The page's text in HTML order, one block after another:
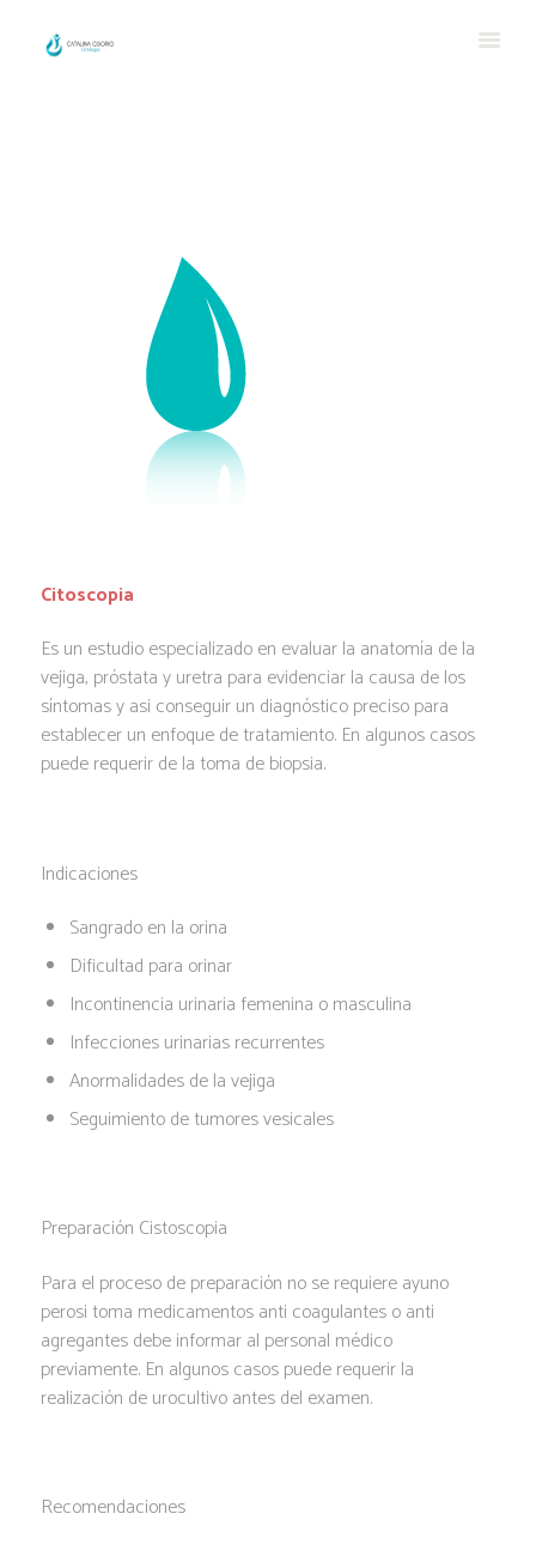
Citoscopia
Es un estudio especializado en evaluar la anatomía de la
vejiga, próstata y uretra para evidenciar la causa de los
síntomas y asi conseguir un diagnóstico preciso para
establecer un enfoque de tratamiento. En algunos casos
puede requerir de la toma de biopsia.
Indicaciones
Sangrado en la orina
Dificultad para orinar
Incontinencia urinaria femenina o masculina
Infecciones urinarias recurrentes
Anormalidades de la vejiga
Seguimiento de tumores vesicales
Preparación Cistoscopia
Para el proceso de preparación no se requiere ayuno
perosi toma medicamentos anti coagulantes o anti
agregantes debe informar al personal médico
previamente. En algunos casos puede requerir la
realización de urocultivo antes del examen.
Recomendaciones